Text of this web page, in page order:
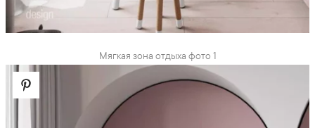
Мягкая зона отдыха фото 1